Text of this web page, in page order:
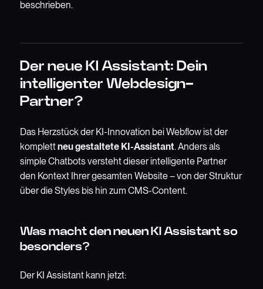
beschrieben.
Der neue KI Assistant: Dein
intelligenter Webdesign-
Partner?
Das Herzstück der KI-Innovation bei Webflow ist der
komplettneu gestaltete KI-Assistant. Anders als
simple Chatbots versteht dieser intelligente Partner
den Kontext Ihrer gesamten Website – von der Struktur
über die Styles bis hin zum CMS-Content.
Was macht den neuen KI Assistant so
besonders?
Der KI Assistant kann jetzt: